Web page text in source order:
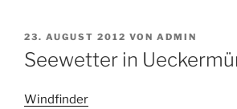
VERÖFFENTLICHT
AM
23. AUGUST 2012 VON ADMIN
Seewetter in
Windfinder